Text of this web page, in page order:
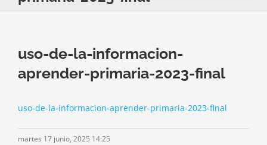
uso-de-la-informacion-
aprender-primaria-2023-final
uso-de-la-informacion-aprender-primaria-2023-final
martes 17 junio, 2025 14:25